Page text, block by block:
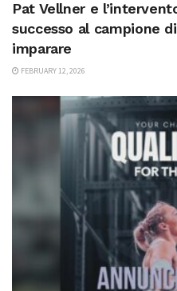
Pat Vellner e
successo al campione
imparare
FEBRUARY 12, 2026